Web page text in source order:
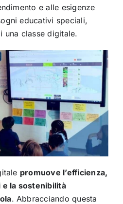
e alle esigenze
educativi speciali,
una classe digitale.
promuove l’efficienza,
la sostenibilità
. Abbracciando questa